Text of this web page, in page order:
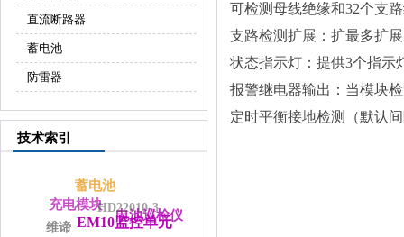
直流断路器
蓄电池
防雷器
技术索引
EM10监控单元
充电模块
维谛
电池巡检仪
蓄电池
HD22010-3
可检测母线绝缘和32个支
支路检测扩展：扩最多扩
状态指示灯：提供3个指示
报警继电器输出：当模块
定时平衡接地检测（默认